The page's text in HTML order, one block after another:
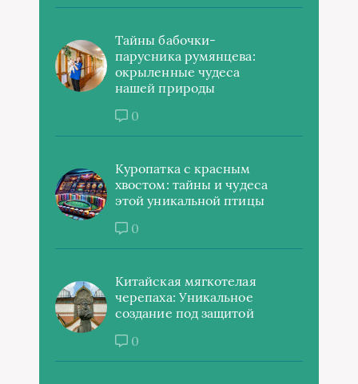
Тайны бабочки-
парусника румянцева:
окрыленные чудеса
нашей природы
0
Куропатка с красным
хвостом: тайны и чудеса
этой уникальной птицы
0
Китайская мягкотелая
черепаха: Уникальное
создание под защитой
0